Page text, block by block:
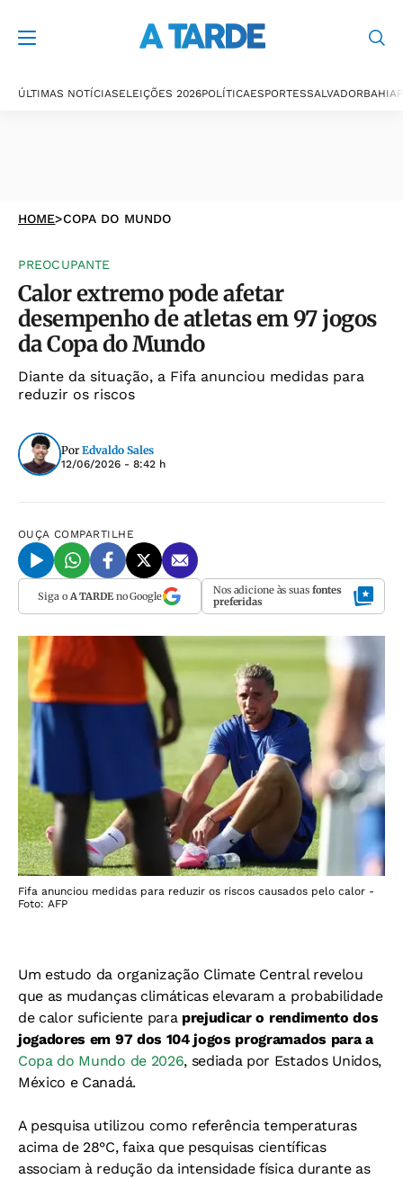
ÚLTIMAS NOTÍCIASELEIÇÕES 2026POLÍTICAESPORTESSALVADORBAHIA
HOME>COPA DO MUNDO
PREOCUPANTE
Calor extremo pode afetar
desempenho de atletas em 97 jogos
da Copa do Mundo
Diante da situação, a Fifa anunciou medidas para
reduzir os riscos
Por Edvaldo Sales
12/06/2026 - 8:42 h
OUÇA COMPARTILHE
Siga o A TARDEno Google Nos adicione às suas fontes
preferidas
Fifa anunciou medidas para reduzir os riscos causados pelo calor -
Foto: AFP
Um estudo da organização Climate Central revelou
que as mudanças climáticas elevaram a probabilidade
de calor suficiente para prejudicar o rendimento dos
jogadores em 97 dos 104 jogos programados para a
Copa do Mundo de 2026, sediada por Estados Unidos,
México e Canadá.
A pesquisa utilizou como referência temperaturas
acima de 28°C, faixa que pesquisas científicas
associam à redução da intensidade física durante as